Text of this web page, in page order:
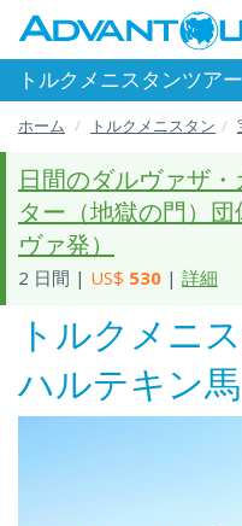
トルクメニスタンツアー
ホーム トルクメニスタン
日間のダルヴァザ
ター（地獄の門）団
ヴァ発）
2 日間 | US$ 530 | 詳細
トルクメニ
ハルテキン馬